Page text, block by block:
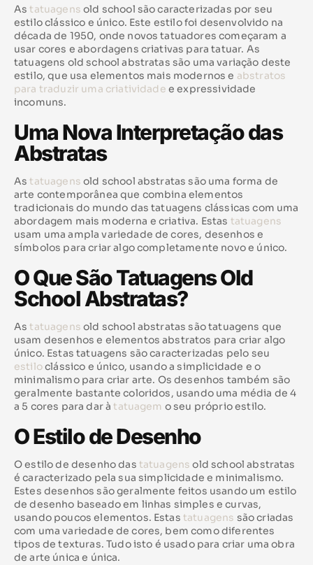
As tatuagens old school são caracterizadas por seu
estilo clássico e único. Este estilo foi desenvolvido na
década de 1950, onde novos tatuadores começaram a
usar cores e abordagens criativas para tatuar. As
tatuagens old school abstratas são uma variação deste
estilo, que usa elementos mais modernos e abstratos
para traduzir uma criatividade e expressividade
incomuns.
Uma Nova Interpretação das
Abstratas
As tatuagens old school abstratas são uma forma de
arte contemporânea que combina elementos
tradicionais do mundo das tatuagens clássicas com uma
abordagem mais moderna e criativa. Estas tatuagens
usam uma ampla variedade de cores, desenhos e
símbolos para criar algo completamente novo e único.
O Que São Tatuagens Old
School Abstratas?
As tatuagens old school abstratas são tatuagens que
usam desenhos e elementos abstratos para criar algo
único. Estas tatuagens são caracterizadas pelo seu
estiloclássico e único, usando a simplicidade e o
minimalismo para criar arte. Os desenhos também são
geralmente bastante coloridos, usando uma média de 4
a 5 cores para dar à tatuagem o seu próprio estilo.
O Estilo de Desenho
O estilo de desenho das tatuagens old school abstratas
é caracterizado pela sua simplicidade e minimalismo.
Estes desenhos são geralmente feitos usando um estilo
de desenho baseado em linhas simples e curvas,
usando poucos elementos. Estas tatuagens são criadas
com uma variedade de cores, bem como diferentes
tipos de texturas. Tudo isto é usado para criar uma obra
de arte única e única.